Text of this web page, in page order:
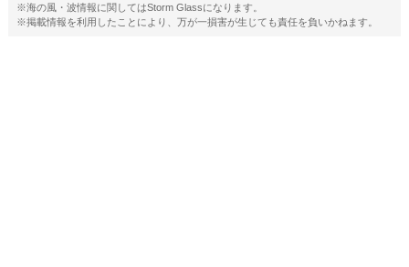
※海の風・波情報に関してはStorm Glassになります。
※掲載情報を利用したことにより、万が一損害が生じても責任を負いかねます。